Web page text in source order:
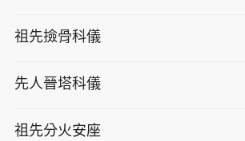
祖先撿骨科儀
先人晉塔科儀
祖先分火安座